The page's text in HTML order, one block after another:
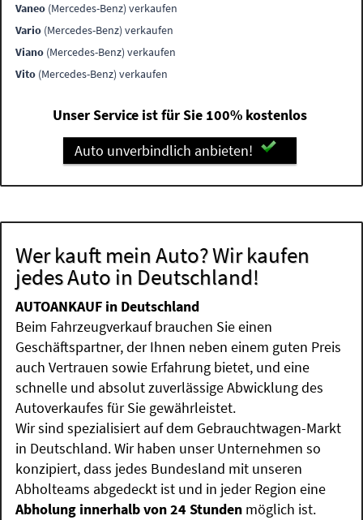
Vaneo (Mercedes-Benz) verkaufen
Vario (Mercedes-Benz) verkaufen
Viano (Mercedes-Benz) verkaufen
Vito (Mercedes-Benz) verkaufen
Unser Service ist für Sie 100% kostenlos
Auto unverbindlich anbieten!
Wer kauft mein Auto? Wir kaufen
jedes Auto in Deutschland!
AUTOANKAUF in Deutschland
Beim Fahrzeugverkauf brauchen Sie einen
Geschäftspartner, der Ihnen neben einem guten Preis
auch Vertrauen sowie Erfahrung bietet, und eine
schnelle und absolut zuverlässige Abwicklung des
Autoverkaufes für Sie gewährleistet.
Wir sind spezialisiert auf dem Gebrauchtwagen-Markt
in Deutschland. Wir haben unser Unternehmen so
konzipiert, dass jedes Bundesland mit unseren
Abholteams abgedeckt ist und in jeder Region eine
Abholung innerhalb von 24 Stunden möglich ist.